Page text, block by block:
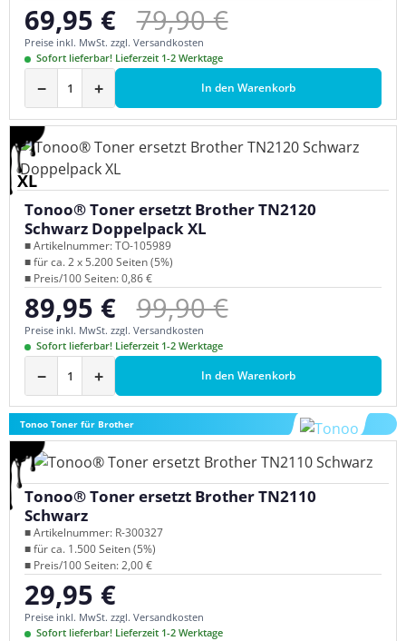
Verkaufspreis:
69,95 € Regulärer Preis:
79,90 €
Preise inkl. MwSt. zzgl. Versandkosten
Sofort lieferbar! Lieferzeit 1-2 Werktage
− + In den Warenkorb
XL
Tonoo® Toner ersetzt Brother TN2120
Schwarz Doppelpack XL
■ Artikelnummer: TO-105989
■ für ca. 2 x 5.200 Seiten (5%)
■ Preis/100 Seiten: 0,86 €
Verkaufspreis:
89,95 € Regulärer Preis:
99,90 €
Preise inkl. MwSt. zzgl. Versandkosten
Sofort lieferbar! Lieferzeit 1-2 Werktage
− + In den Warenkorb
Tonoo Toner für Brother
Tonoo® Toner ersetzt Brother TN2110
Schwarz
■ Artikelnummer: R-300327
■ für ca. 1.500 Seiten (5%)
■ Preis/100 Seiten: 2,00 €
Regulärer Preis:
29,95 €
Preise inkl. MwSt. zzgl. Versandkosten
Sofort lieferbar! Lieferzeit 1-2 Werktage